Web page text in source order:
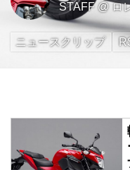
STAFF@ロ
ニュースクリップ